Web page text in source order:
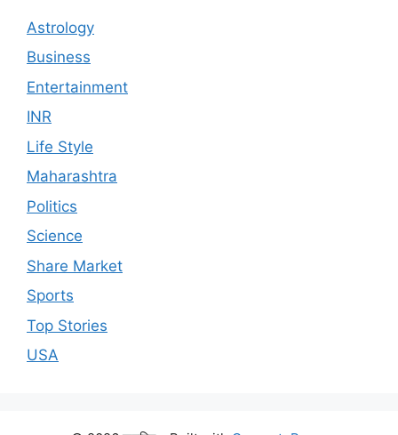
Astrology
Business
Entertainment
INR
Life Style
Maharashtra
Politics
Science
Share Market
Sports
Top Stories
USA